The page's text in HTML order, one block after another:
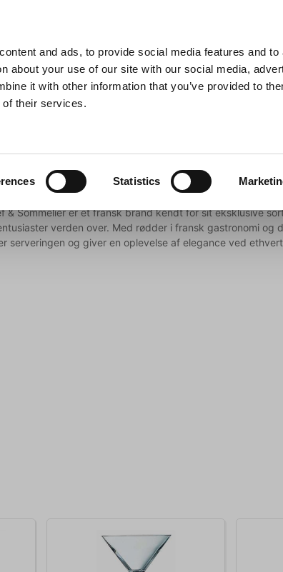
and ads, to provide social media features and to
about your use of our site with our social media,
it with other information that you’ve provided to
of their services.
Statistics
Søg
& Pander Grill
& Sommelier
& Sommelier er et fransk brand kendt for sit eksklusive
verden over. Med rødder i fransk gastronomi og
serveringen og giver en oplevelse af elegance ved